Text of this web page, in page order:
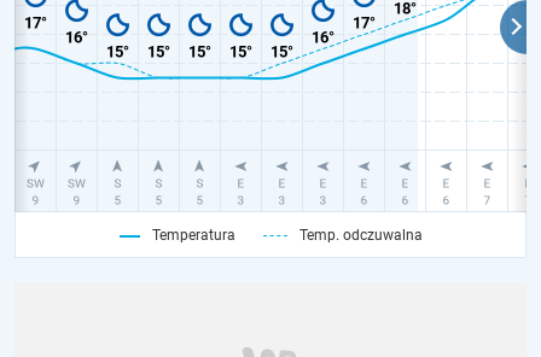
Temperatura Temp. odczuwalna